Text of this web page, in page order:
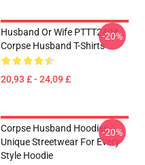
Husband Or Wife PTTT2404
Corpse Husband T-Shirts
20,93 £ - 24,09 £
-20%
Corpse Husband Hoodies –
Unique Streetwear For Every
Style Hoodie
-20%